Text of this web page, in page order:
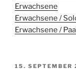
Erwachsene
Erwachsene /
Erwachsene /
15. SEPTEMBER